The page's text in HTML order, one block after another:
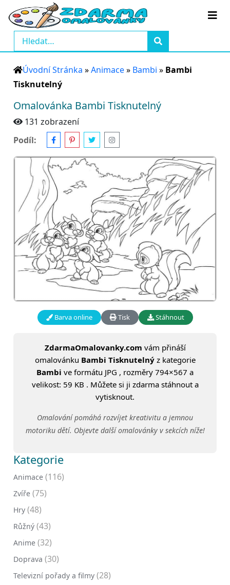
Úvodní Stránka »Animace» Bambi » Bambi
Tisknutelný
Omalovánka Bambi Tisknutelný
131 zobrazení
Podíl:
Barva online Tisk Stáhnout
ZdarmaOmalovanky.com vám přináší
omalovánku Bambi Tisknutelnýz kategorie
Bambi ve formátu JPG , rozměry 794×567 a
velikost: 59 KB . Můžete si ji zdarma stáhnout a
vytisknout.
Omalování pomáhá rozvíjet kreativitu a jemnou
motoriku dětí. Objevte další omalovánky v sekcích níže!
Kategorie
Animace (116)
Zvíře (75)
Hry (48)
Růžný (43)
Anime (32)
Doprava (30)
Televizní pořady a filmy (28)